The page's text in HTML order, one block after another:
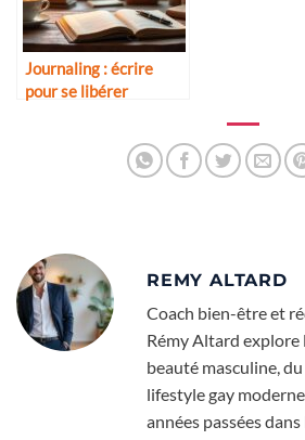
Journaling : écrire
pour se libérer
REMY ALTARD
Coach bien-être et
Rémy Altard explore
beauté masculine,
lifestyle gay
années passées